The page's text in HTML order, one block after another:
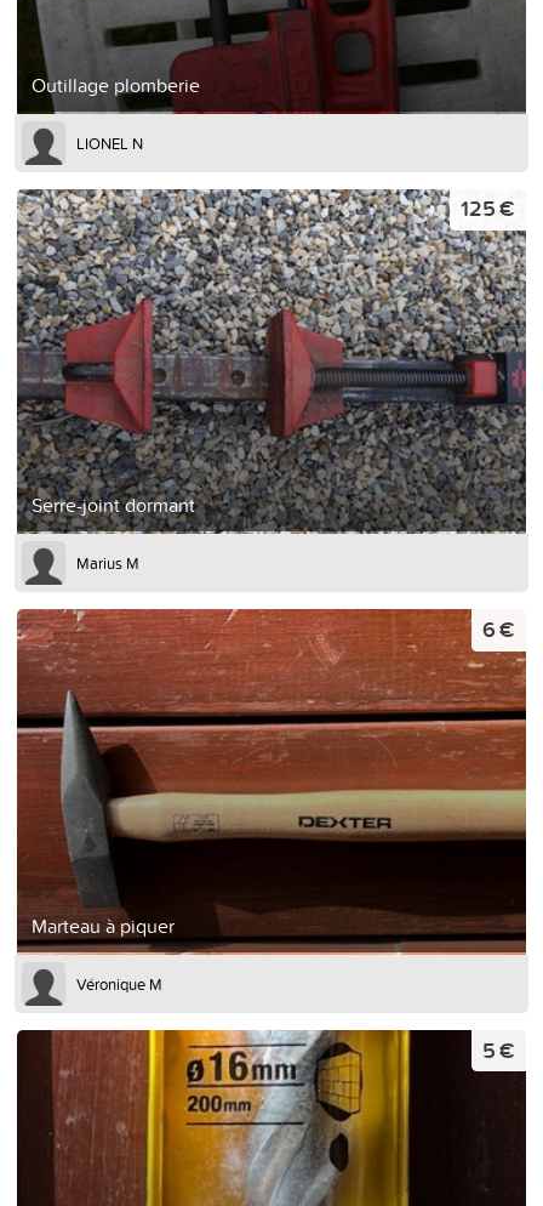
Outillage plomberie
LIONEL N
Serre-joint dormant
125 €
Marius M
Marteau à piquer
6 €
Véronique M
5 €